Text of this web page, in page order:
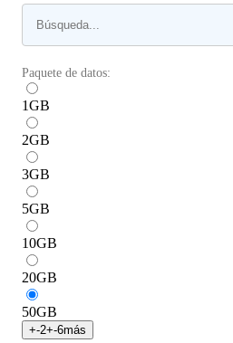
Paquete de datos:
1GB
2GB
3GB
5GB
10GB
20GB
50GB
+-2+-6más